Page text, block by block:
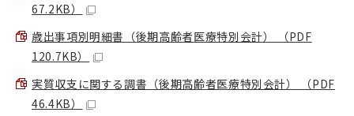
67.2KB）
歳出事項別明細書（後期高齢者医療特別会計） （PDF
120.7KB）
実質収支に関する調書（後期高齢者医療特別会計） （PDF
46.4KB）